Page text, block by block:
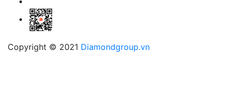
Copyright © 2021 Diamondgroup.vn